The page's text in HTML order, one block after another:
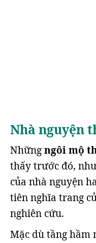
Nhà nguyện
Nhữngngôi mộ
thấy trước đó,
của nhà nguyện
tiên nghĩa trang
nghiên cứu.
Mặc dù tầng hầm